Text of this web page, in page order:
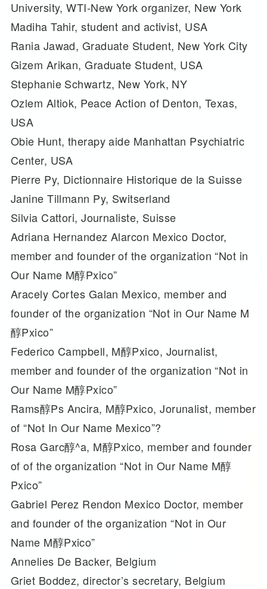
University, WTI-New York organizer, New York
Madiha Tahir, student and activist, USA
Rania Jawad, Graduate Student, New York City
Gizem Arikan, Graduate Student, USA
Stephanie Schwartz, New York, NY
Ozlem Altiok, Peace Action of Denton, Texas,
USA
Obie Hunt, therapy aide Manhattan Psychiatric
Center, USA
Pierre Py, Dictionnaire Historique de la Suisse
Janine Tillmann Py, Switserland
Silvia Cattori, Journaliste, Suisse
Adriana Hernandez Alarcon Mexico Doctor,
member and founder of the organization “Not in
Our Name M醇Pxico”
Aracely Cortes Galan Mexico, member and
founder of the organization “Not in Our Name M
醇Pxico”
Federico Campbell, M醇Pxico, Journalist,
member and founder of the organization “Not in
Our Name M醇Pxico”
Rams醇Ps Ancira, M醇Pxico, Jorunalist, member
of “Not In Our Name Mexico”?
Rosa Garc醇^a, M醇Pxico, member and founder
of of the organization “Not in Our Name M醇
Pxico”
Gabriel Perez Rendon Mexico Doctor, member
and founder of the organization “Not in Our
Name M醇Pxico”
Annelies De Backer, Belgium
Griet Boddez, director’s secretary, Belgium